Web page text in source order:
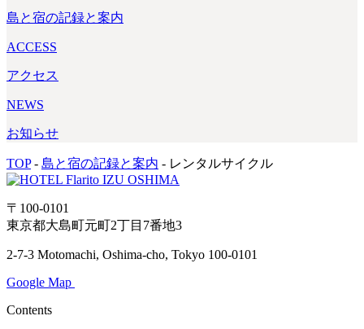
島と宿の記録と案内
ACCESS
アクセス
NEWS
お知らせ
TOP - 島と宿の記録と案内 - レンタルサイクル
〒100-0101
東京都大島町元町2丁目7番地3
2-7-3 Motomachi, Oshima-cho, Tokyo 100-0101
Google Map
Contents